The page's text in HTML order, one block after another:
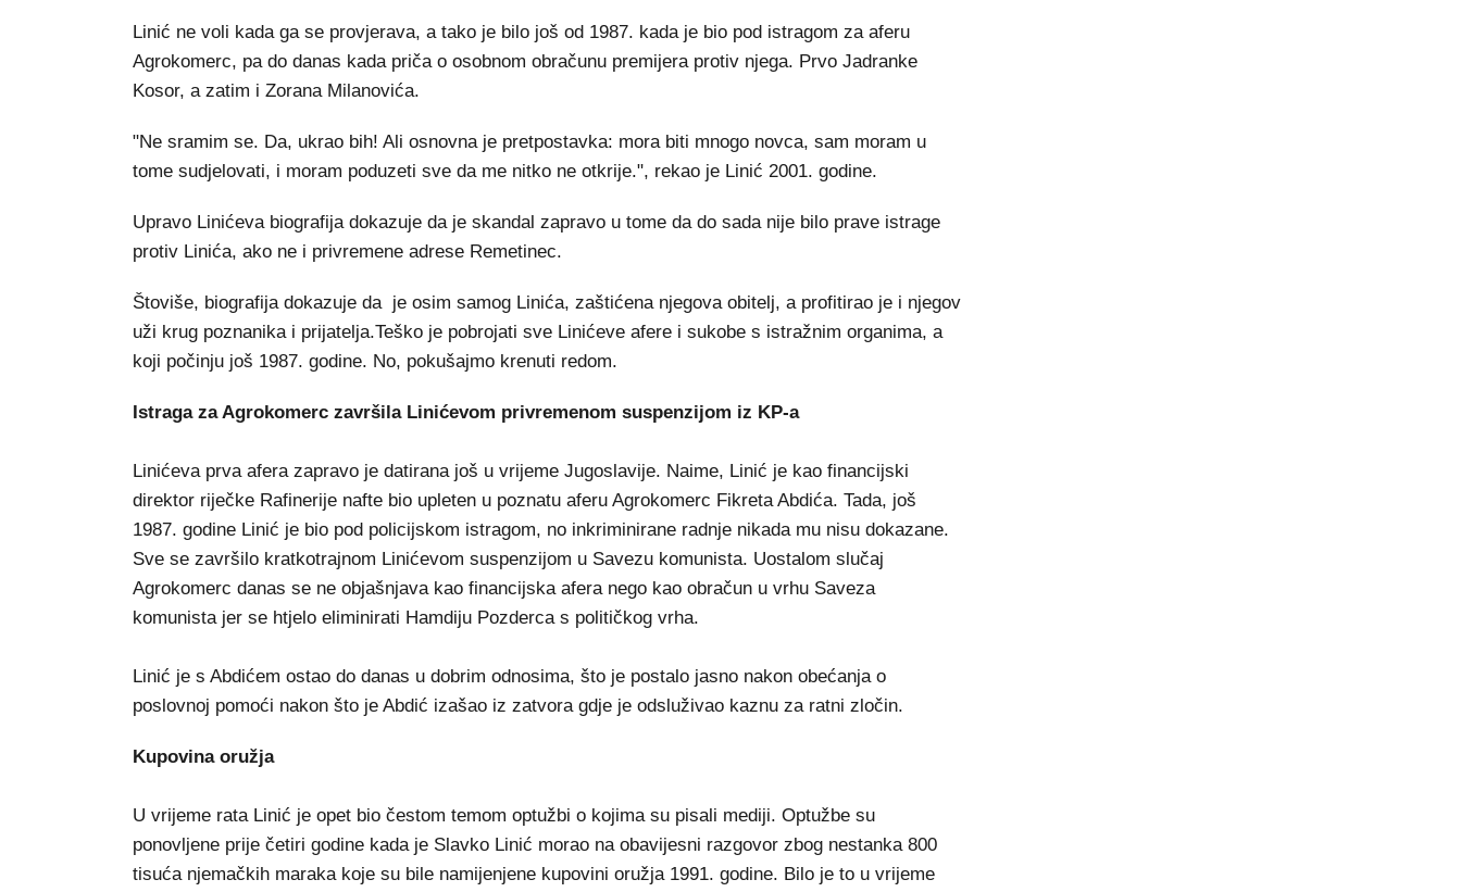
Linić ne voli kada ga se provjerava, a tako je bilo još od 1987. kada je bio pod istragom za aferu
Agrokomerc, pa do danas kada priča o osobnom obračunu premijera protiv njega. Prvo Jadranke
Kosor, a zatim i Zorana Milanovića.
"Ne sramim se. Da, ukrao bih! Ali osnovna je pretpostavka: mora biti mnogo novca, sam moram u
tome sudjelovati, i moram poduzeti sve da me nitko ne otkrije.", rekao je Linić 2001. godine.
Upravo Linićeva biografija dokazuje da je skandal zapravo u tome da do sada nije bilo prave istrage
protiv Linića, ako ne i privremene adrese Remetinec.
Štoviše, biografija dokazuje da je osim samog Linića, zaštićena njegova obitelj, a profitirao je i njegov
uži krug poznanika i prijatelja.Teško je pobrojati sve Linićeve afere i sukobe s istražnim organima, a
koji počinju još 1987. godine. No, pokušajmo krenuti redom.
Istraga za Agrokomerc završila Linićevom privremenom suspenzijom iz KP-a
Linićeva prva afera zapravo je datirana još u vrijeme Jugoslavije. Naime, Linić je kao financijski
direktor riječke Rafinerije nafte bio upleten u poznatu aferu Agrokomerc Fikreta Abdića. Tada, još
1987. godine Linić je bio pod policijskom istragom, no inkriminirane radnje nikada mu nisu dokazane.
Sve se završilo kratkotrajnom Linićevom suspenzijom u Savezu komunista. Uostalom slučaj
Agrokomerc danas se ne objašnjava kao financijska afera nego kao obračun u vrhu Saveza
komunista jer se htjelo eliminirati Hamdiju Pozderca s političkog vrha.
Linić je s Abdićem ostao do danas u dobrim odnosima, što je postalo jasno nakon obećanja o
poslovnoj pomoći nakon što je Abdić izašao iz zatvora gdje je odsluživao kaznu za ratni zločin.
Kupovina oružja
U vrijeme rata Linić je opet bio čestom temom optužbi o kojima su pisali mediji. Optužbe su
ponovljene prije četiri godine kada je Slavko Linić morao na obavijesni razgovor zbog nestanka 800
tisuća njemačkih maraka koje su bile namijenjene kupovini oružja 1991. godine. Bilo je to u vrijeme